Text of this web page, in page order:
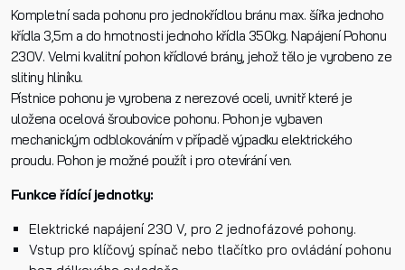
Kompletní sada pohonu pro jednokřídlou bránu max. šířka jednoho
křídla 3,5m a do hmotnosti jednoho křídla 350kg. Napájení Pohonu
230V. Velmi kvalitní pohon křídlové brány, jehož tělo je vyrobeno ze
slitiny hliníku.
Pístnice pohonu je vyrobena z nerezové oceli, uvnitř které je
uložena ocelová šroubovice pohonu. Pohon je vybaven
mechanickým odblokováním v případě výpadku elektrického
proudu. Pohon je možné použít i pro otevírání ven.
Funkce řídící jednotky:
Elektrické napájení 230 V, pro 2 jednofázové pohony.
Vstup pro klíčový spínač nebo tlačítko pro ovládání pohonu
Dotaz k produktu
Přečetl/a jsem si a jsem srozuměn/a se
osobních údajůa na základě toho souhlasím se
zpracováním osobních údajů.